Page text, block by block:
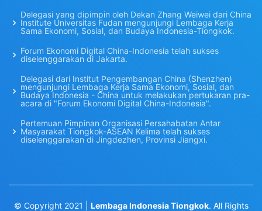
Delegasi yang dipimpin oleh Dekan Zhang Weiwei dari China
Institute Universitas Fudan mengunjungi Lembaga Kerja
Sama Ekonomi, Sosial, dan Budaya Indonesia-Tiongkok.
Forum Ekonomi Digital China-Indonesia telah sukses
diselenggarakan di Jakarta.
Delegasi dari Institut Pengembangan China (Shenzhen)
mengunjungi Lembaga Kerja Sama Ekonomi, Sosial, dan
Budaya Indonesia - China untuk melakukan pertukaran pra-
acara di "Forum Ekonomi Digital China-Indonesia".
Pertemuan Pimpinan Organisasi Persahabatan Antar
Masyarakat Tiongkok-ASEAN Kelima telah sukses
diselenggarakan di Jingdezhen, Provinsi Jiangxi.
© Copyright 2021 | Lembaga Indonesia Tiongkok. All Rights